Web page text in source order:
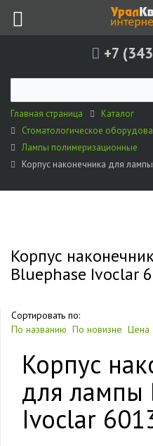
+7
Главная страница
Каталог
Стоматологическое
Лампы полимеризационные
Корпус наконечника для
Корпус
Bluephase Ivoclar
Сортировать по:
По названию По новизне Цена
Корпус
для лампы
Ivoclar